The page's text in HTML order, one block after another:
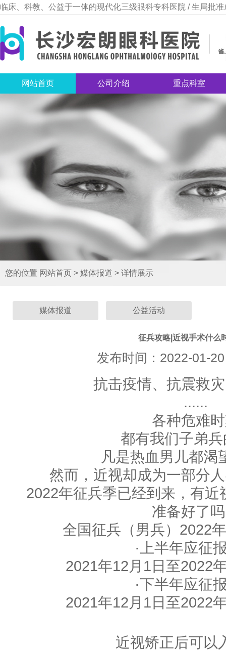
临床、科教、公益于一体的现代化三级眼科专科医院 / 生局批
网站首页 公司介绍 重点科室
您的位置 网站首页 > 媒体报道 > 详情展示
媒体报道 公益活动
征兵攻略|近视手术什么
发布时间：2022-01-20
抗击疫情、抗震救
......
各种危难
都有我们子弟
凡是热血男儿都渴
然而，近视却成为一部分
2022年征兵季已经到来，有
准备好了
全国征兵（男兵）2022
·上半年应征
2021年12月1日至2022
·下半年应征
2021年12月1日至2022
近视矫正后可以